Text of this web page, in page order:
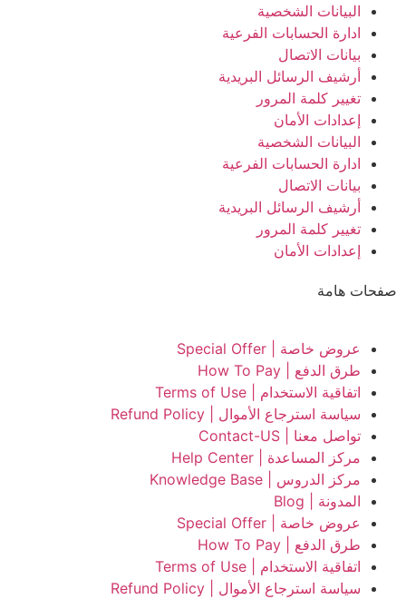
البيانات الشخصية
ادارة الحسابات الفرعية
بيانات الاتصال
أرشيف الرسائل البريدية
تغيير كلمة المرور
إعدادات الأمان
البيانات الشخصية
ادارة الحسابات الفرعية
بيانات الاتصال
أرشيف الرسائل البريدية
تغيير كلمة المرور
إعدادات الأمان
صفحات هامة
عروض خاصة | Special Offer
طرق الدفع | How To Pay
اتفاقية الاستخدام | Terms of Use
سياسة استرجاع الأموال | Refund Policy
تواصل معنا | Contact-US
مركز المساعدة | Help Center
مركز الدروس | Knowledge Base
المدونة | Blog
عروض خاصة | Special Offer
طرق الدفع | How To Pay
اتفاقية الاستخدام | Terms of Use
سياسة استرجاع الأموال | Refund Policy